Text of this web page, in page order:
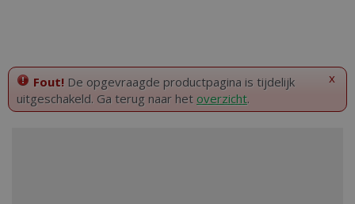
x
Fout! De opgevraagde productpagina is tijdelijk
uitgeschakeld. Ga terug naar het overzicht.